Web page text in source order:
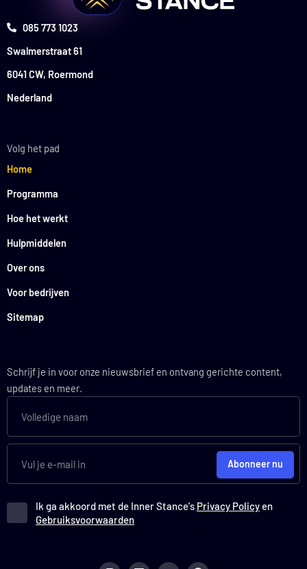
085 773 1023
Swalmerstraat 61
6041 CW, Roermond
Nederland
Volg het pad
Home
Programma
Hoe het werkt
Hulpmiddelen
Over ons
Voor bedrijven
Sitemap
Schrijf je in voor onze nieuwsbrief en ontvang gerichte content,
updates en meer.
Ik ga akkoord met de Inner Stance's Privacy Policyen
Gebruiksvoorwaarden
Abonneer nu
n
i
o
p